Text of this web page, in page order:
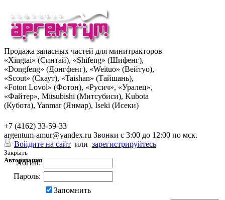
Продажа запасных частей для минитракторов
«Xingtai» (Синтай), «Shifeng» (Шифенг),
«Dongfeng» (Донгфенг), «Weituo» (Вейтуо),
«Scout» (Скаут), «Taishan» (Тайшань),
«Foton Lovol» (Фотон), «Русич», «Уралец»,
«Файтер», Mitsubishi (Митсубиси), Kubota
(Кубота), Yanmar (Янмар), Iseki (Исеки)
+7 (4162) 33-59-33
argentum-amur@yandex.ru Звонки с 3:00 до 12:00 по мск.
Войдите на сайт или зарегистрируйтесь
Закрыть
Авторизация
Логин:
Пароль:
Запомнить